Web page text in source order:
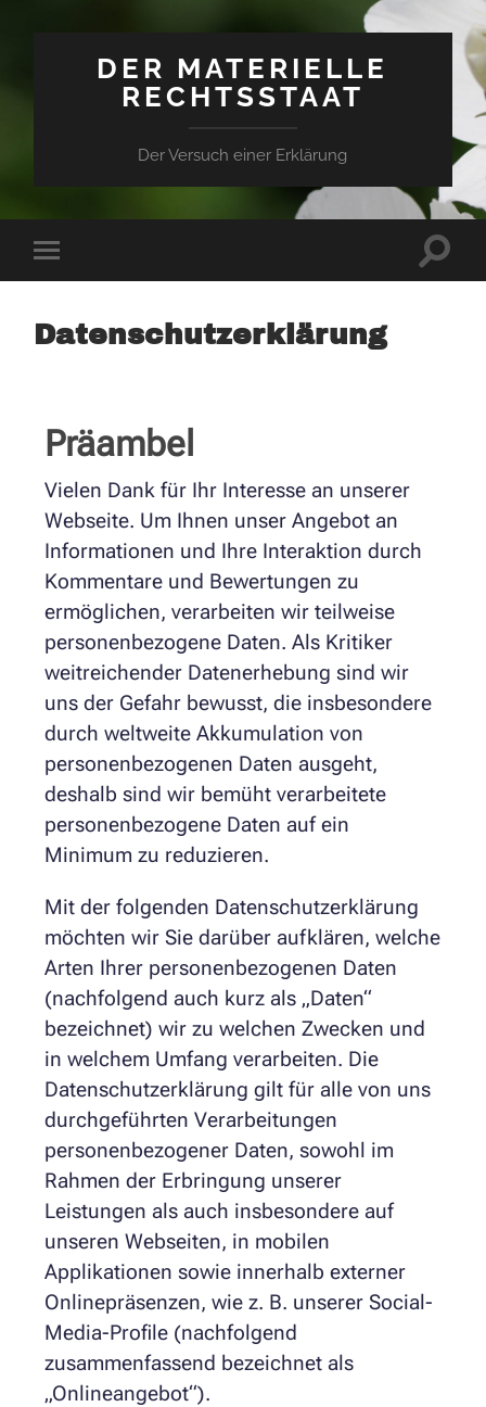
DER MATERIELLE
RECHTSSTAAT
Der Versuch einer Erklärung
Datenschutzerklärung
Präambel
Vielen Dank für Ihr Interesse an unserer
Webseite. Um Ihnen unser Angebot an
Informationen und Ihre Interaktion durch
Kommentare und Bewertungen zu
ermöglichen, verarbeiten wir teilweise
personenbezogene Daten. Als Kritiker
weitreichender Datenerhebung sind wir
uns der Gefahr bewusst, die insbesondere
durch weltweite Akkumulation von
personenbezogenen Daten ausgeht,
deshalb sind wir bemüht verarbeitete
personenbezogene Daten auf ein
Minimum zu reduzieren.
Mit der folgenden Datenschutzerklärung
möchten wir Sie darüber aufklären, welche
Arten Ihrer personenbezogenen Daten
(nachfolgend auch kurz als „Daten“
bezeichnet) wir zu welchen Zwecken und
in welchem Umfang verarbeiten. Die
Datenschutzerklärung gilt für alle von uns
durchgeführten Verarbeitungen
personenbezogener Daten, sowohl im
Rahmen der Erbringung unserer
Leistungen als auch insbesondere auf
unseren Webseiten, in mobilen
Applikationen sowie innerhalb externer
Onlinepräsenzen, wie z. B. unserer Social-
Media-Profile (nachfolgend
zusammenfassend bezeichnet als
„Onlineangebot“).